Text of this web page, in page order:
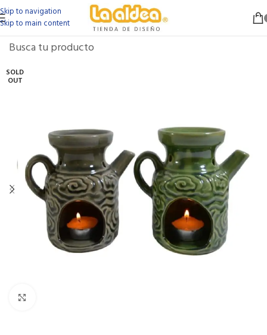
Skip to navigation
Skip to main content
SOLD
OUT